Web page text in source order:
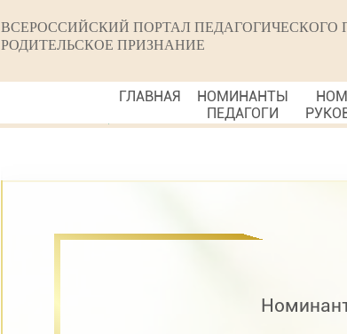
ВСЕРОССИЙСКИЙ ПОРТАЛ ПЕДАГОГИЧЕСКОГО
РОДИТЕЛЬСКОЕ ПРИЗНАНИЕ
ГЛАВНАЯ
НОМИНАНТЫ
ПЕДАГОГИ